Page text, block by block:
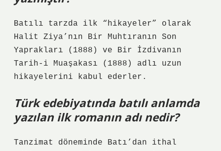
Batılı tarzda ilk “hikayeler” olarak
Halit Ziya’nın Bir Muhtıranın Son
Yaprakları (1888) ve Bir İzdivanın
Tarih-i Muaşakası (1888) adlı uzun
hikayelerini kabul ederler.
Türk edebiyatında batılı anlamda
yazılan ilk romanın adı nedir?
Tanzimat döneminde Batı’dan ithal